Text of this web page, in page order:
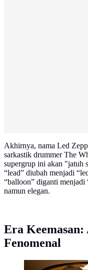
Akhirnya, nama Led
sarkastik drummer The
supergrup ini akan "jatuh
“lead” diubah menjadi
“balloon” diganti menjadi
namun elegan.
Era
Fenomenal